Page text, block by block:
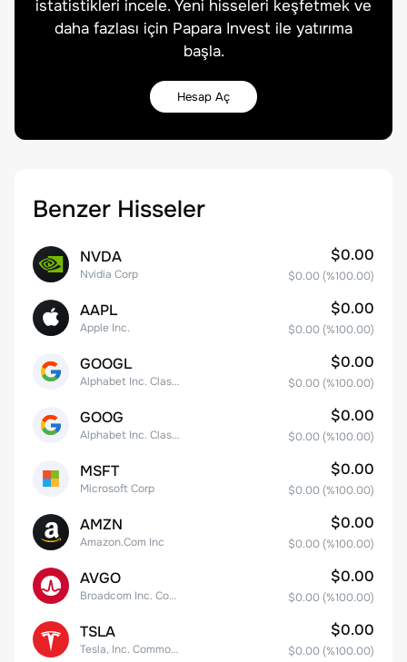
istatistikleri incele. Yeni hisseleri keşfetmek ve
daha fazlası için Papara Invest ile yatırıma
başla.
Hesap Aç
Benzer Hisseler
NVDA
Nvidia Corp
$0.00
$0.00 (%100.00)
AAPL
Apple Inc.
$0.00
$0.00 (%100.00)
GOOGL
Alphabet Inc. Class A Common Stock
$0.00
$0.00 (%100.00)
GOOG
Alphabet Inc. Class C Capital Stock
$0.00
$0.00 (%100.00)
MSFT
Microsoft Corp
$0.00
$0.00 (%100.00)
AMZN
Amazon.Com Inc
$0.00
$0.00 (%100.00)
AVGO
Broadcom Inc. Common Stock
$0.00
$0.00 (%100.00)
TSLA
Tesla, Inc. Common Stock
$0.00
$0.00 (%100.00)